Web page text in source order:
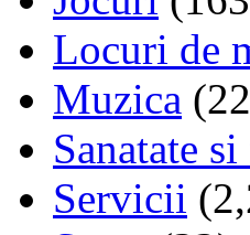
Locuri de
Muzica
Sanatate
Servicii